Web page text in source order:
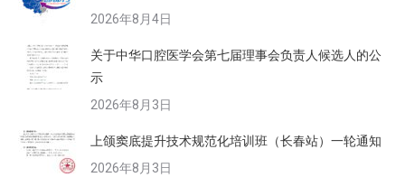
2026年8月4日
关于中华口腔医学会第七届理事会负责人候选人的公
示
2026年8月3日
上颌窦底提升技术规范化培训班（长春站）一轮通知
2026年8月3日